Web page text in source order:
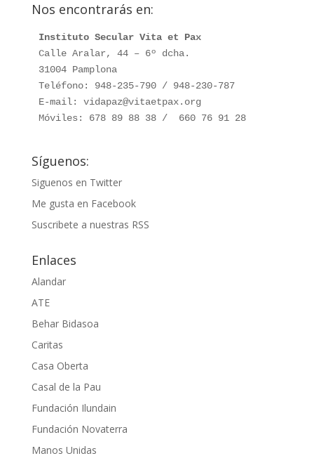
Nos encontrarás en:
Instituto Secular Vita et Pax
Calle Aralar, 44 – 6º dcha.
31004 Pamplona
Teléfono: 948-235-790 / 948-230-787
E-mail: vidapaz@vitaetpax.org
Móviles: 678 89 88 38 /  660 76 91 28
Síguenos:
Siguenos en Twitter
Me gusta en Facebook
Suscribete a nuestras RSS
Enlaces
Alandar
ATE
Behar Bidasoa
Caritas
Casa Oberta
Casal de la Pau
Fundación Ilundain
Fundación Novaterra
Manos Unidas